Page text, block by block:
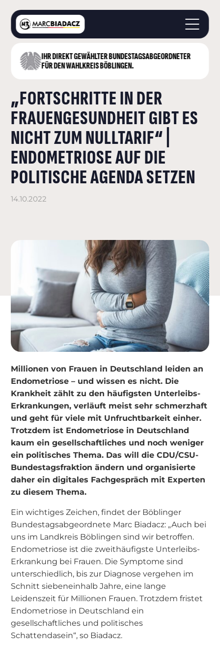
IHR DIREKT GEWÄHLTER BUNDESTAGS­ABGEORDNETER
FÜR DEN WAHLKREIS BÖBLINGEN.
STARTSEITE
LANDKREIS BÖBLINGEN
DEUTSCHER BUNDESTAG
AKTUELLES
KONTAKT
„FORTSCHRITTE IN DER
FRAUENGESUNDHEIT GIBT ES
NICHT ZUM NULLTARIF“ |
ENDOMETRIOSE AUF DIE
POLITISCHE AGENDA SETZEN
14.10.2022
Millionen von Frauen in Deutschland leiden an
Endometriose – und wissen es nicht. Die
Krankheit zählt zu den häufigsten Unterleibs-
Erkrankungen, verläuft meist sehr schmerzhaft
und geht für viele mit Unfruchtbarkeit einher.
Trotzdem ist Endometriose in Deutschland
kaum ein gesellschaftliches und noch weniger
ein politisches Thema. Das will die CDU/CSU-
Bundestagsfraktion ändern und organisierte
daher ein digitales Fachgespräch mit Experten
zu diesem Thema.
Ein wichtiges Zeichen, findet der Böblinger
Bundestagsabgeordnete Marc Biadacz: „Auch bei
uns im Landkreis Böblingen sind wir betroffen.
Endometriose ist die zweithäufigste Unterleibs-
Erkrankung bei Frauen. Die Symptome sind
unterschiedlich, bis zur Diagnose vergehen im
Schnitt siebeneinhalb Jahre, eine lange
Leidenszeit für Millionen Frauen. Trotzdem fristet
Endometriose in Deutschland ein
gesellschaftliches und politisches
Schattendasein“, so Biadacz.